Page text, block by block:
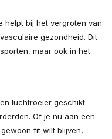
helpt bij het vergroten van
gezondheid. Dit
maar ook in het
luchtroeier geschikt
Of je nu aan een
fit wilt blijven,